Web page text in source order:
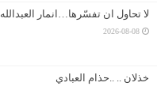
لا تحاول ان تفسّرها…انمار العبدالله
2026-08-08
خذلان .. ..حذام العبادي